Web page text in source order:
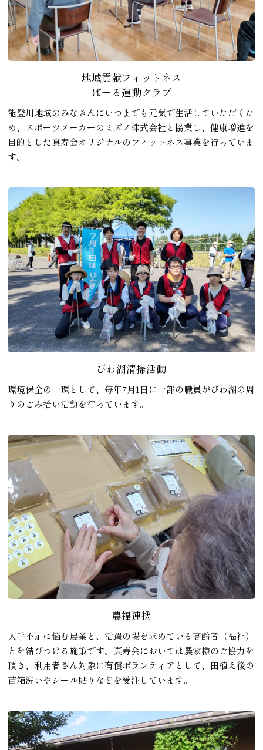
地域貢献フィットネス
ぱーる運動クラブ
能登川地域のみなさんにいつまでも元気で生活していただくた
め、スポーツメーカーのミズノ株式会社と協業し、健康増進を
目的とした真寿会オリジナルのフィットネス事業を行っていま
す。
びわ湖清掃活動
環境保全の一環として、毎年7月1日に一部の職員がびわ湖の周
りのごみ拾い活動を行っています。
農福連携
人手不足に悩む農業と、活躍の場を求めている高齢者（福祉）
とを結びつける施策です。真寿会においては農家様のご協力を
頂き、利用者さん対象に有償ボランティアとして、田植え後の
苗箱洗いやシール貼りなどを受注しています。